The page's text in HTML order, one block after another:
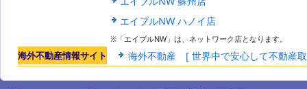
エイブルNW ハノイ店
※「エイブルNW」は、ネットワーク店となります。
海外不動産情報サイト 海外不動産 [ 世界中で安心して不動産